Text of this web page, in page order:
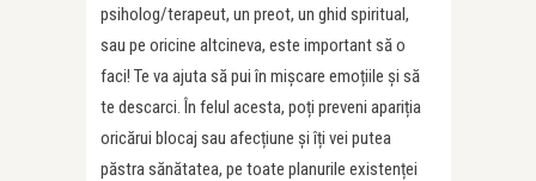
psiholog/terapeut, un preot, un ghid spiritual,
sau pe oricine altcineva, este important să o
faci! Te va ajuta să pui în mișcare emoțiile și să
te descarci. În felul acesta, poți preveni apariția
oricărui blocaj sau afecțiune și îți vei putea
păstra sănătatea, pe toate planurile existenței